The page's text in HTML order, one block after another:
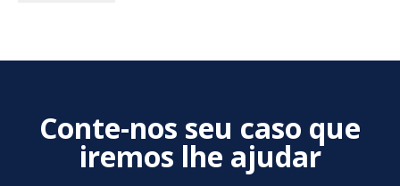
Conte-nos seu caso que
iremos lhe ajudar